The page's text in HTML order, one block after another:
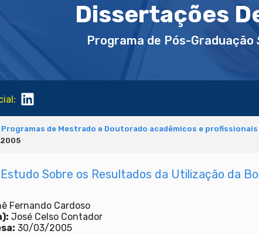
Dissertações
Programa de Pós-Graduação
Programas de Mestrado e Doutorado acadêmicos e profissionais
Sobre os Resultados da Utilização da
Fernando Cardoso
José Celso Contador
30/03/2005